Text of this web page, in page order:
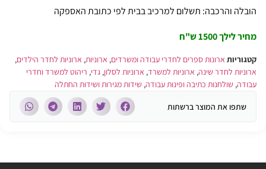
הובלה והרכבה: תשלום למרכיב בבית לפי כתובת האספקה
מחיר לילך 1500 ש"ח
קטגוריות ארונות ספרים לחדרי עבודה ומשרדים, ארוניות, ארוניות לחדר הילדים,
ארוניות לחדר שינה, ארוניות למשרד, ארוניות לסלון, גדי, ריהוט למשרד וחדרי
עבודה, שולחנות כתיבה ופינות עבודה, שידות מגירות ושידות החתלה
שתפו את המוצר ברשתות